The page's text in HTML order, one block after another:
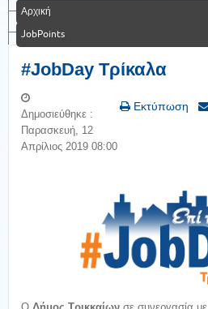
Αρχική
JobPoints
#JobDay Τρίκαλα
Εκτύπωση
Δημοσιεύθηκε :
Παρασκευή, 12
Απρίλιος 2019 08:00